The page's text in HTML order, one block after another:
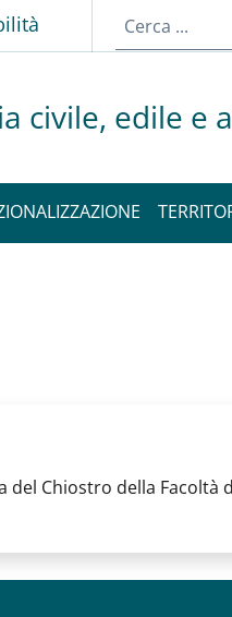
civile, edile e
Chiostro della